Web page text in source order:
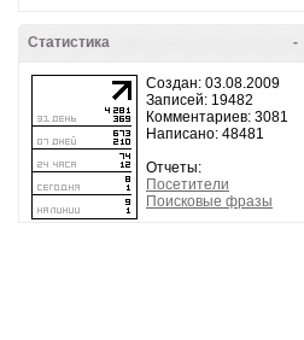
-
Статистика
Создан: 03.08.2009
Записей: 19482
Комментариев: 3081
Написано: 48481
Отчеты:
Посетители
Поисковые фразы